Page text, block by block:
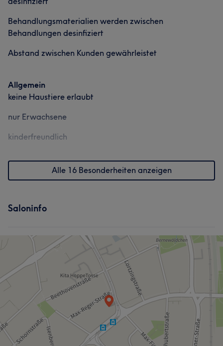
Behandlungsmaterialien werden zwischen
Behandlungen desinfiziert
Abstand zwischen Kunden gewährleistet
Allgemein
keine Haustiere erlaubt
nur Erwachsene
kinderfreundlich
Alle 16 Besonderheiten anzeigen
Saloninfo